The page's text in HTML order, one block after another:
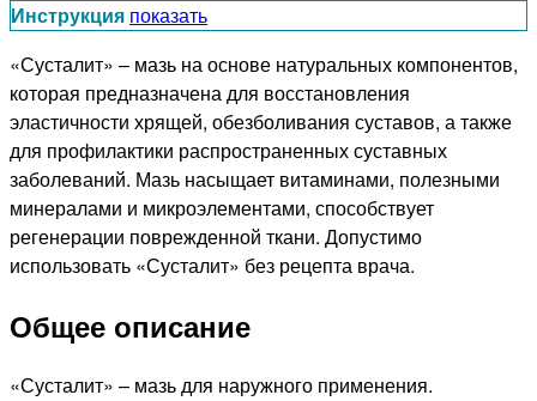
Инструкция показать
«Сусталит» – мазь на основе натуральных компонентов,
которая предназначена для восстановления
эластичности хрящей, обезболивания суставов, а также
для профилактики распространенных суставных
заболеваний. Мазь насыщает витаминами, полезными
минералами и микроэлементами, способствует
регенерации поврежденной ткани. Допустимо
использовать «Сусталит» без рецепта врача.
Общее описание
«Сусталит» – мазь для наружного применения.